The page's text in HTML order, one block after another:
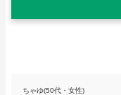
ちゃゆ(50代・女性)